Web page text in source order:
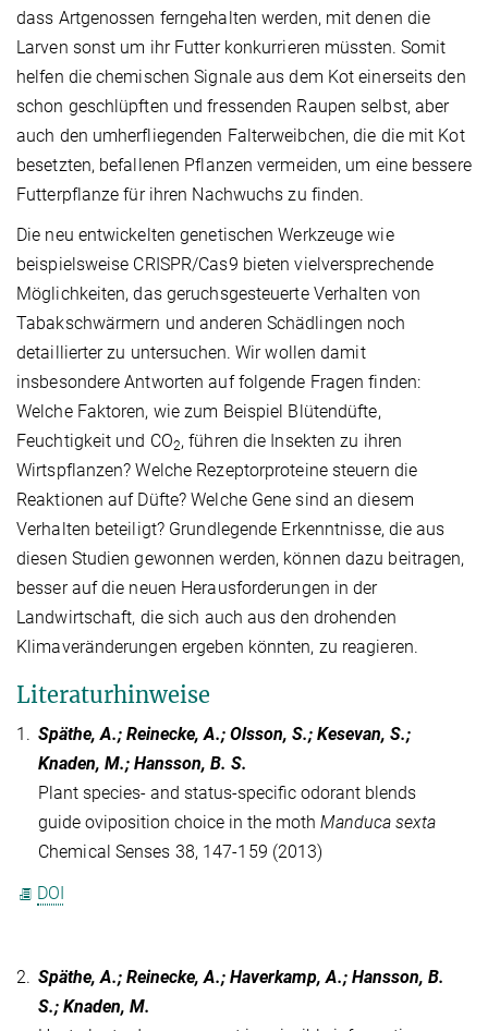
dass Artgenossen ferngehalten werden, mit denen die
Larven sonst um ihr Futter konkurrieren müssten. Somit
helfen die chemischen Signale aus dem Kot einerseits den
schon geschlüpften und fressenden Raupen selbst, aber
auch den umherfliegenden Falterweibchen, die die mit Kot
besetzten, befallenen Pflanzen vermeiden, um eine bessere
Futterpflanze für ihren Nachwuchs zu finden.
Die neu entwickelten genetischen Werkzeuge wie
beispielsweise CRISPR/Cas9 bieten vielversprechende
Möglichkeiten, das geruchsgesteuerte Verhalten von
Tabakschwärmern und anderen Schädlingen noch
detaillierter zu untersuchen. Wir wollen damit
insbesondere Antworten auf folgende Fragen finden:
Welche Faktoren, wie zum Beispiel Blütendüfte,
Feuchtigkeit und CO2, führen die Insekten zu ihren
Wirtspflanzen? Welche Rezeptorproteine steuern die
Reaktionen auf Düfte? Welche Gene sind an diesem
Verhalten beteiligt? Grundlegende Erkenntnisse, die aus
diesen Studien gewonnen werden, können dazu beitragen,
besser auf die neuen Herausforderungen in der
Landwirtschaft, die sich auch aus den drohenden
Klimaveränderungen ergeben könnten, zu reagieren.
Literaturhinweise
1. Späthe, A.; Reinecke, A.; Olsson, S.; Kesevan, S.;
Knaden, M.; Hansson, B. S.
Plant species- and status-specific odorant blends
guide oviposition choice in the moth Manduca sexta
Chemical Senses 38, 147-159 (2013)
DOI
2. Späthe, A.; Reinecke, A.; Haverkamp, A.; Hansson, B.
S.; Knaden, M.